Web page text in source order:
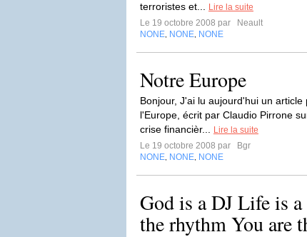
terroristes et...
Lire la suite
Le 19 octobre 2008 par
Neault
NONE NONE NONE
Notre Europe
Bonjour, J'ai lu aujourd'hui un
l'Europe, écrit par Claudio Pirrone
crise financièr...
Lire la suite
Le 19 octobre 2008 par
Bgr
NONE NONE NONE
God is a DJ Life is
the rhythm You are